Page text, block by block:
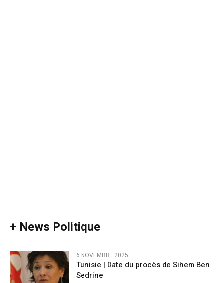
+ News Politique
6 NOVEMBRE 2025
Tunisie | Date du procès de Sihem Ben
Sedrine